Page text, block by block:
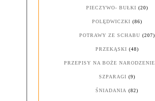
PIECZYWO- BUŁKI (20)
POLĘDWICZKI (86)
POTRAWY ZE SCHABU (207)
PRZEKĄSKI (48)
PRZEPISY NA BOŻE NARODZENIE
SZPARAGI (9)
ŚNIADANIA (82)